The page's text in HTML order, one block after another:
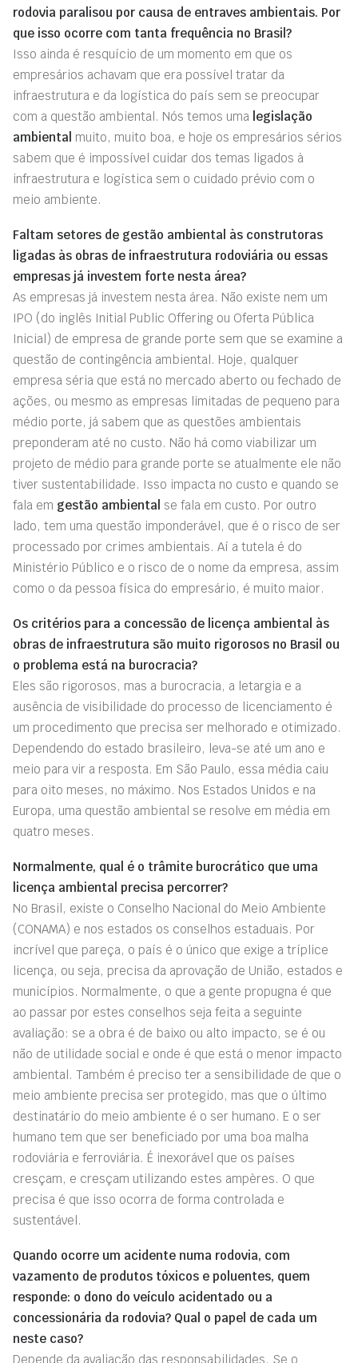
rodovia paralisou por causa de entraves ambientais. Por
que isso ocorre com tanta frequência no Brasil?
Isso ainda é resquício de um momento em que os
empresários achavam que era possível tratar da
infraestrutura e da logística do país sem se preocupar
com a questão ambiental. Nós temos uma legislação
ambiental muito, muito boa, e hoje os empresários sérios
sabem que é impossível cuidar dos temas ligados à
infraestrutura e logística sem o cuidado prévio com o
meio ambiente.
Faltam setores de gestão ambiental às construtoras
ligadas às obras de infraestrutura rodoviária ou essas
empresas já investem forte nesta área?
As empresas já investem nesta área. Não existe nem um
IPO (do inglês Initial Public Offering ou Oferta Pública
Inicial) de empresa de grande porte sem que se examine a
questão de contingência ambiental. Hoje, qualquer
empresa séria que está no mercado aberto ou fechado de
ações, ou mesmo as empresas limitadas de pequeno para
médio porte, já sabem que as questões ambientais
preponderam até no custo. Não há como viabilizar um
projeto de médio para grande porte se atualmente ele não
tiver sustentabilidade. Isso impacta no custo e quando se
fala em gestão ambiental se fala em custo. Por outro
lado, tem uma questão imponderável, que é o risco de ser
processado por crimes ambientais. Aí a tutela é do
Ministério Público e o risco de o nome da empresa, assim
como o da pessoa física do empresário, é muito maior.
Os critérios para a concessão de licença ambiental às
obras de infraestrutura são muito rigorosos no Brasil ou
o problema está na burocracia?
Eles são rigorosos, mas a burocracia, a letargia e a
ausência de visibilidade do processo de licenciamento é
um procedimento que precisa ser melhorado e otimizado.
Dependendo do estado brasileiro, leva-se até um ano e
meio para vir a resposta. Em São Paulo, essa média caiu
para oito meses, no máximo. Nos Estados Unidos e na
Europa, uma questão ambiental se resolve em média em
quatro meses.
Normalmente, qual é o trâmite burocrático que uma
licença ambiental precisa percorrer?
No Brasil, existe o Conselho Nacional do Meio Ambiente
(CONAMA) e nos estados os conselhos estaduais. Por
incrível que pareça, o país é o único que exige a tríplice
licença, ou seja, precisa da aprovação de União, estados e
municípios. Normalmente, o que a gente propugna é que
ao passar por estes conselhos seja feita a seguinte
avaliação: se a obra é de baixo ou alto impacto, se é ou
não de utilidade social e onde é que está o menor impacto
ambiental. Também é preciso ter a sensibilidade de que o
meio ambiente precisa ser protegido, mas que o último
destinatário do meio ambiente é o ser humano. E o ser
humano tem que ser beneficiado por uma boa malha
rodoviária e ferroviária. É inexorável que os países
cresçam, e cresçam utilizando estes ampères. O que
precisa é que isso ocorra de forma controlada e
sustentável.
Quando ocorre um acidente numa rodovia, com
vazamento de produtos tóxicos e poluentes, quem
responde: o dono do veículo acidentado ou a
concessionária da rodovia? Qual o papel de cada um
neste caso?
Depende da avaliação das responsabilidades. Se o